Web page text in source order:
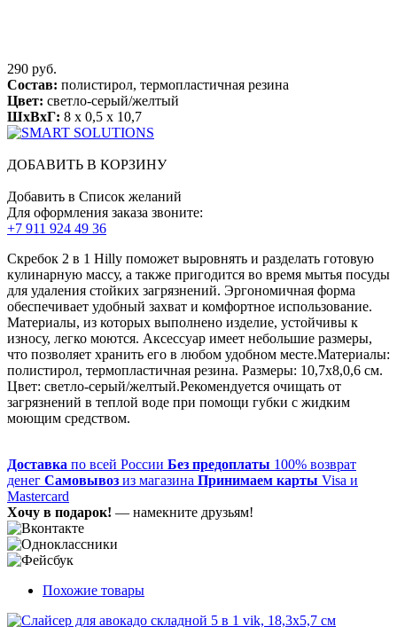
290 руб.
Состав: полистирол, термопластичная резина
Цвет: светло-серый/желтый
ШхВхГ: 8 x 0,5 x 10,7
ДОБАВИТЬ В КОРЗИНУ
Добавить в Список желаний
Для оформления заказа звоните:
+7 911 924 49 36
Скребок 2 в 1 Hilly поможет выровнять и разделать готовую
кулинарную массу, а также пригодится во время мытья посуды
для удаления стойких загрязнений. Эргономичная форма
обеспечивает удобный захват и комфортное использование.
Материалы, из которых выполнено изделие, устойчивы к
износу, легко моются. Аксессуар имеет небольшие размеры,
что позволяет хранить его в любом удобном месте.Материалы:
полистирол, термопластичная резина. Размеры: 10,7х8,0,6 см.
Цвет: светло-серый/желтый.Рекомендуется очищать от
загрязнений в теплой воде при помощи губки с жидким
моющим средством.
Доставка по всей России Без предоплаты 100% возврат
денег Самовывоз из магазина Принимаем карты Visa и
Mastercard
Хочу в подарок! — намекните друзьям!
Похожие товары